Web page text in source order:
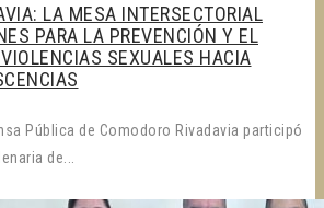
LA MESA INTERSECTORIAL
PARA LA PREVENCIÓN Y EL
SEXUALES HACIA
Pública de Comodoro Rivadavia participó
de...